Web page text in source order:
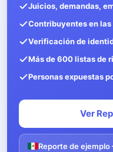
Juicios, demandas,
Contribuyentes en las
Verificación de
Más de 600 listas de
Personas expuestas
Ver
Reporte de